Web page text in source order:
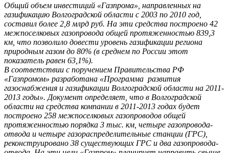
Общий объем инвестиций «Газпрома», направленных на
газификацию Волгоградской области с 2003 по 2010 год,
составил более 2,8 млрд руб. На эти средства построено 42
межпоселковых газопровода общей протяженностью 839,3
км, что позволило довести уровень газификации региона
природным газом до 80% (в среднем по России этот
показатель равен 63,1%).
В соответствии с поручением Правительства РФ
«Газпромом» разработана «Программа развития
газоснабжения и газификации Волгоградской области на 2011-
2013 годы». Документ определяет, что в Волгоградской
области на средства компании в 2011-2013 годах будет
построено 258 межпоселковых газопроводов общей
протяженностью порядка 3 тыс. км, четыре газопровода-
отвода и четыре газораспределительные станции (ГРС),
реконструировано 38 существующих ГРС и два газопровода-